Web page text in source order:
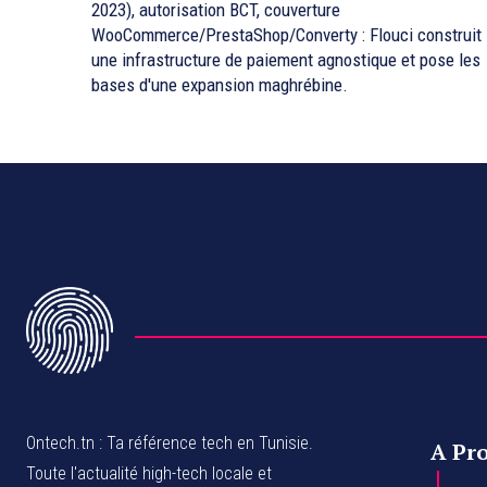
2023), autorisation BCT, couverture
WooCommerce/PrestaShop/Converty : Flouci construit
une infrastructure de paiement agnostique et pose les
bases d'une expansion maghrébine.
Ontech.tn : Ta référence tech en Tunisie.
Toute l'actualité high-tech locale et
A